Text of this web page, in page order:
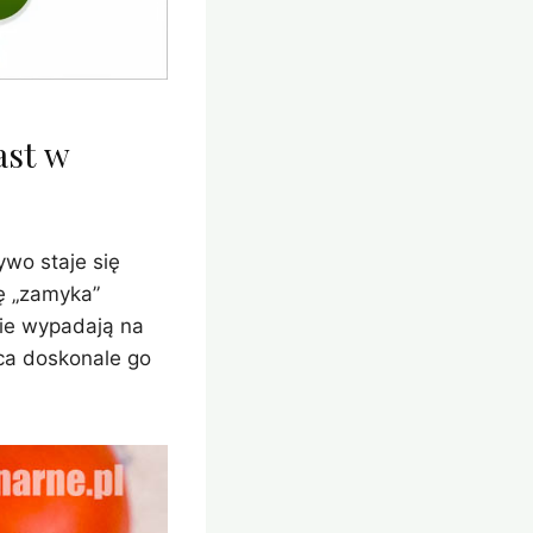
w
staje się
wypadają na
doskonale go